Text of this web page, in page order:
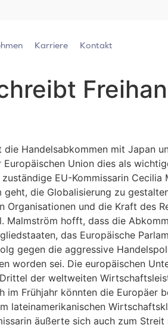
Karriere Kontakt
die Handelsabkommen mit Japan
Union dies als
EU-Kommissarin
die Globalisierung zu
und die Kraft des
Malmström hofft, dass die
das Europäische
gegen die aggressive
worden sei. Die europäischen
der weltweiten
Frühjahr könnten die Europäer
lateinamerikanischen
äußerte sich auch zum